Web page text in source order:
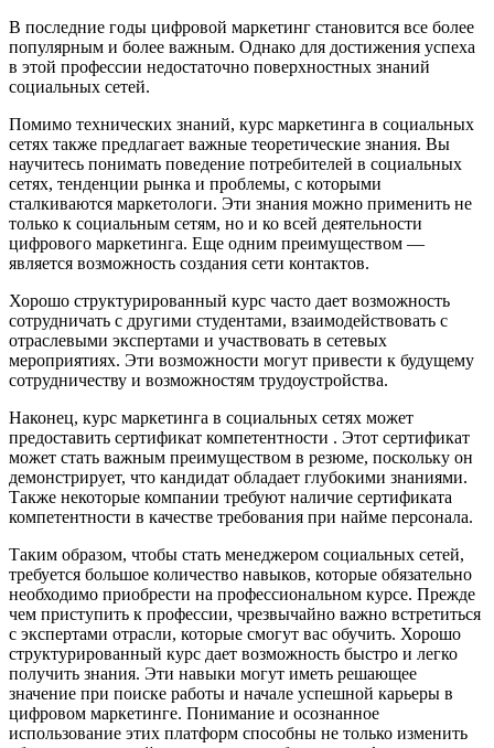
В последние годы цифровой маркетинг становится все более
популярным и более важным. Однако для достижения успеха
в этой профессии недостаточно поверхностных знаний
социальных сетей.
Помимо технических знаний, курс маркетинга в социальных
сетях также предлагает важные теоретические знания. Вы
научитесь понимать поведение потребителей в социальных
сетях, тенденции рынка и проблемы, с которыми
сталкиваются маркетологи. Эти знания можно применить не
только к социальным сетям, но и ко всей деятельности
цифрового маркетинга. Еще одним преимуществом —
является возможность создания сети контактов.
Хорошо структурированный курс часто дает возможность
сотрудничать с другими студентами, взаимодействовать с
отраслевыми экспертами и участвовать в сетевых
мероприятиях. Эти возможности могут привести к будущему
сотрудничеству и возможностям трудоустройства.
Наконец, курс маркетинга в социальных сетях может
предоставить сертификат компетентности . Этот сертификат
может стать важным преимуществом в резюме, поскольку он
демонстрирует, что кандидат обладает глубокими знаниями.
Также некоторые компании требуют наличие сертификата
компетентности в качестве требования при найме персонала.
Таким образом, чтобы стать менеджером социальных сетей,
требуется большое количество навыков, которые обязательно
необходимо приобрести на профессиональном курсе. Прежде
чем приступить к профессии, чрезвычайно важно встретиться
с экспертами отрасли, которые смогут вас обучить. Хорошо
структурированный курс дает возможность быстро и легко
получить знания. Эти навыки могут иметь решающее
значение при поиске работы и начале успешной карьеры в
цифровом маркетинге. Понимание и осознанное
использование этих платформ способны не только изменить